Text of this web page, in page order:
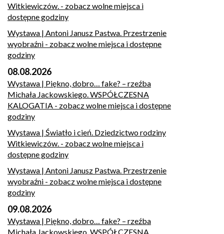
Witkiewiczów. - zobacz wolne miejsca i
dostępne godziny
Wystawa | Antoni Janusz Pastwa. Przestrzenie
wyobraźni - zobacz wolne miejsca i dostępne
godziny
08.08.2026
Wystawa | Piękno, dobro… fake? – rzeźba
Michała Jackowskiego. WSPÓŁCZESNA
KALOGATIA - zobacz wolne miejsca i dostępne
godziny
Wystawa | Światło i cień. Dziedzictwo rodziny
Witkiewiczów. - zobacz wolne miejsca i
dostępne godziny
Wystawa | Antoni Janusz Pastwa. Przestrzenie
wyobraźni - zobacz wolne miejsca i dostępne
godziny
09.08.2026
Wystawa | Piękno, dobro… fake? – rzeźba
Michała Jackowskiego. WSPÓŁCZESNA